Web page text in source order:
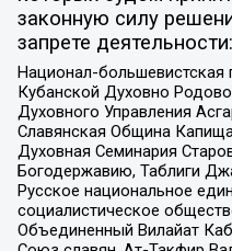
законную силу
запрете деятельности:
Национал-большевистская
Кубанской Духовно
Духовного Управления
Славянская Община
Духовная Семинария
Богодержавию, Таблиги
Русское национальное
социалистическое
Объединенный Вилайат